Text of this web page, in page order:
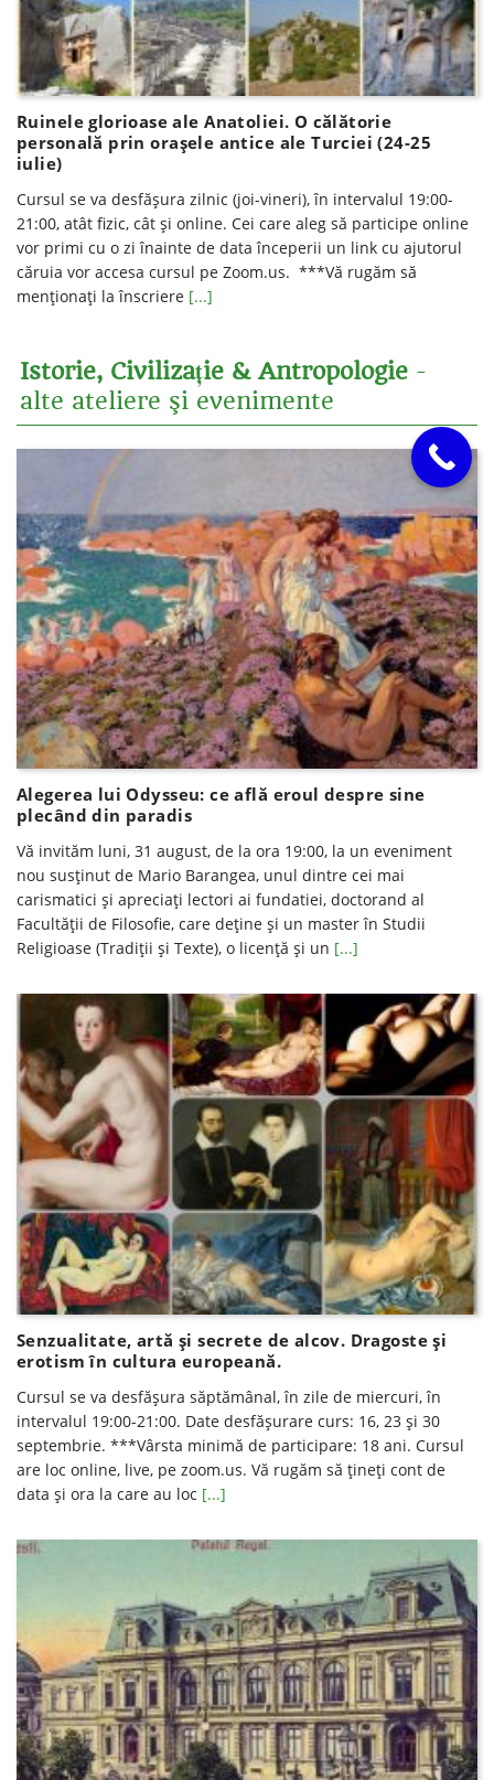
Ruinele glorioase ale Anatoliei. O călătorie
personală prin orașele antice ale Turciei (24-25
iulie)
Cursul se va desfăşura zilnic (joi-vineri), în intervalul 19:00-
21:00, atât fizic, cât şi online. Cei care aleg să participe online
vor primi cu o zi înainte de data începerii un link cu ajutorul
căruia vor accesa cursul pe Zoom.us. ***Vă rugăm să
menţionaţi la înscriere [...]
Istorie, Civilizație & Antropologie -
alte ateliere şi evenimente
Alegerea lui Odysseu: ce află eroul despre sine
plecând din paradis
Vă invităm luni, 31 august, de la ora 19:00, la un eveniment
nou susţinut de Mario Barangea, unul dintre cei mai
carismatici şi apreciaţi lectori ai fundatiei, doctorand al
Facultăţii de Filosofie, care deţine şi un master în Studii
Religioase (Tradiţii şi Texte), o licenţă şi un [...]
Senzualitate, artă și secrete de alcov. Dragoste și
erotism în cultura europeană.
Cursul se va desfăşura săptămânal, în zile de miercuri, în
intervalul 19:00-21:00. Date desfăşurare curs: 16, 23 și 30
septembrie. ***Vârsta minimă de participare: 18 ani. Cursul
are loc online, live, pe zoom.us. Vă rugăm să ţineţi cont de
data şi ora la care au loc [...]